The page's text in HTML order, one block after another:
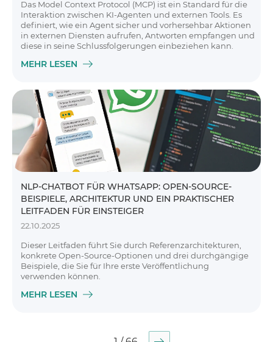
Das Model Context Protocol (MCP) ist ein Standard für die
Interaktion zwischen KI-Agenten und externen Tools. Es
definiert, wie ein Agent sicher und vorhersehbar Aktionen
in externen Diensten aufrufen, Antworten empfangen und
diese in seine Schlussfolgerungen einbeziehen kann.
MEHR LESEN
NLP-CHATBOT FÜR WHATSAPP: OPEN-SOURCE-
BEISPIELE, ARCHITEKTUR UND EIN PRAKTISCHER
LEITFADEN FÜR EINSTEIGER
22.10.2025
Dieser Leitfaden führt Sie durch Referenzarchitekturen,
konkrete Open-Source-Optionen und drei durchgängige
Beispiele, die Sie für Ihre erste Veröffentlichung
verwenden können.
MEHR LESEN